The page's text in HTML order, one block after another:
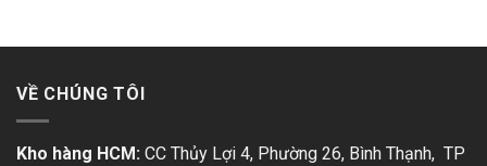
VỀ CHÚNG TÔI
Kho hàng HCM: CC Thủy Lợi 4, Phường 26, Bình Thạnh, TP